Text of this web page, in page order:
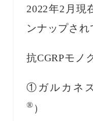
2022年2月現
ンナップされ
抗CGRPモノ
①ガルカネ
® ）